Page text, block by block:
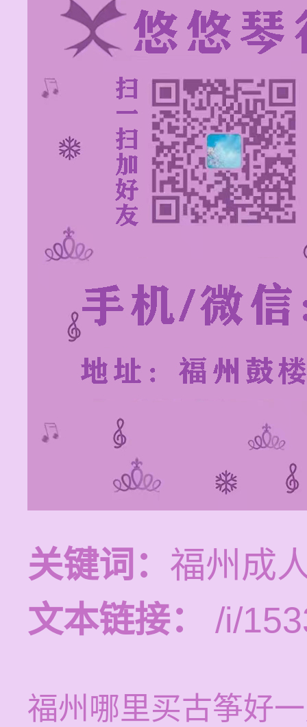
关键词： 福州成
文本链接：
/i/
福州哪里买古筝好